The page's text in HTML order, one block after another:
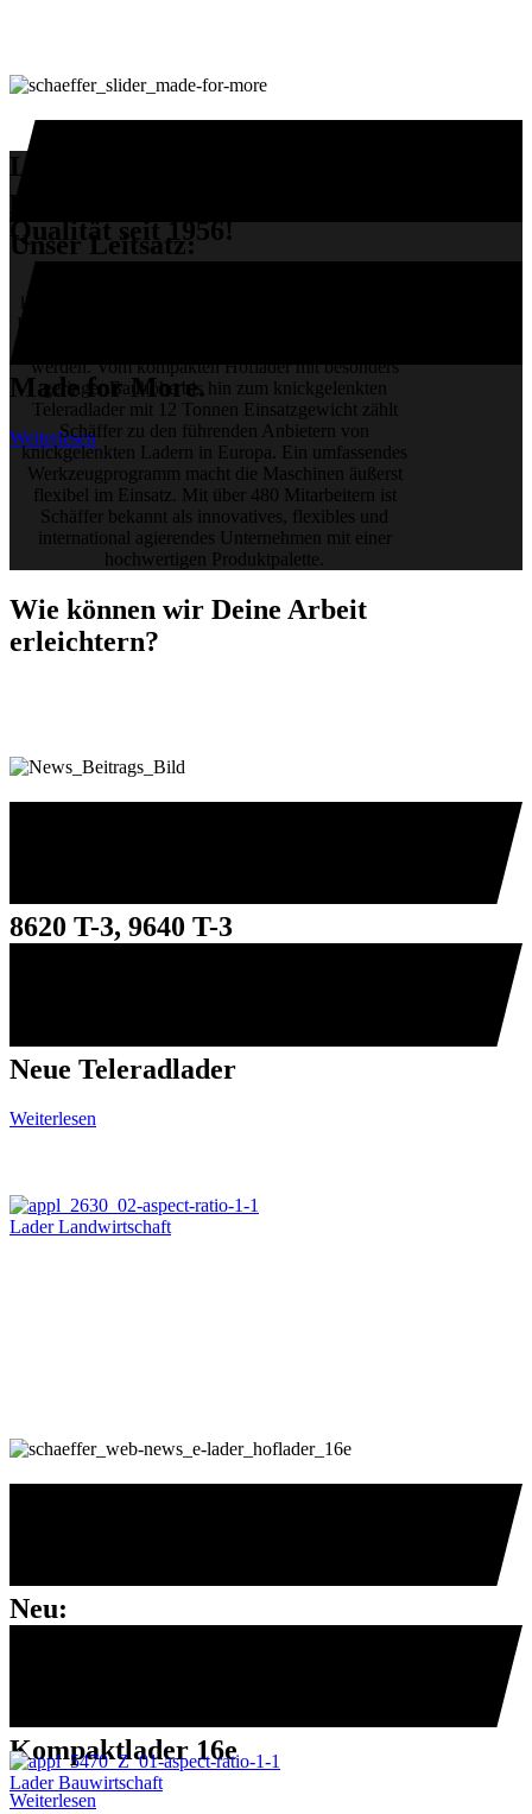
Unser Leitsatz:
Made for More.
Weiterlesen
8620 T-3, 9640 T-3
Neue Teleradlader
Weiterlesen
Neu:
Kompaktlader 16e
Weiterlesen
Leistungsstarke Lader und das
passende Zubehör – Schäffer-
Qualität seit 1956!
kompakten Hof-, Rad- und Teleradladern, die in der
Landwirtschaft, dem Garten- und Landschaftsbau, in
werden. Vom kompakten Hoflader mit besonders
geringer Bauhöhe bis hin zum knickgelenkten
Teleradlader mit 12 Tonnen Einsatzgewicht zählt
Schäffer zu den führenden Anbietern von
knickgelenkten Ladern in Europa. Ein umfassendes
Werkzeugprogramm macht die Maschinen äußerst
flexibel im Einsatz. Mit über 480 Mitarbeitern ist
Schäffer bekannt als innovatives, flexibles und
international agierendes Unternehmen mit einer
hochwertigen Produktpalette.
Wie können wir Deine Arbeit
erleichtern?
Lader Landwirtschaft
Lader Bauwirtschaft